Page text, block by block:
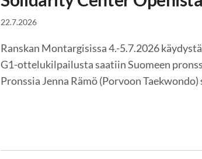
22.7.2026
Ranskan Montargisissa 4.-5.7.2026
G1-ottelukilpailusta saatiin Suomeen
Pronssia Jenna Rämö (Porvoon